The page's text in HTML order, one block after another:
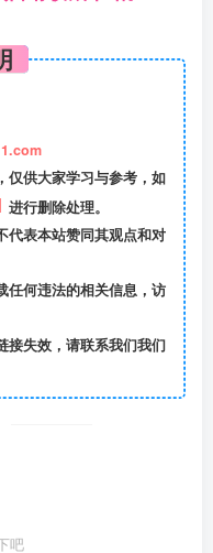
仅供大家学习与参考，如
进行删除处理。
代表本站赞同其观点和对
任何违法的相关信息，访
接失效，请联系我们我们
吧